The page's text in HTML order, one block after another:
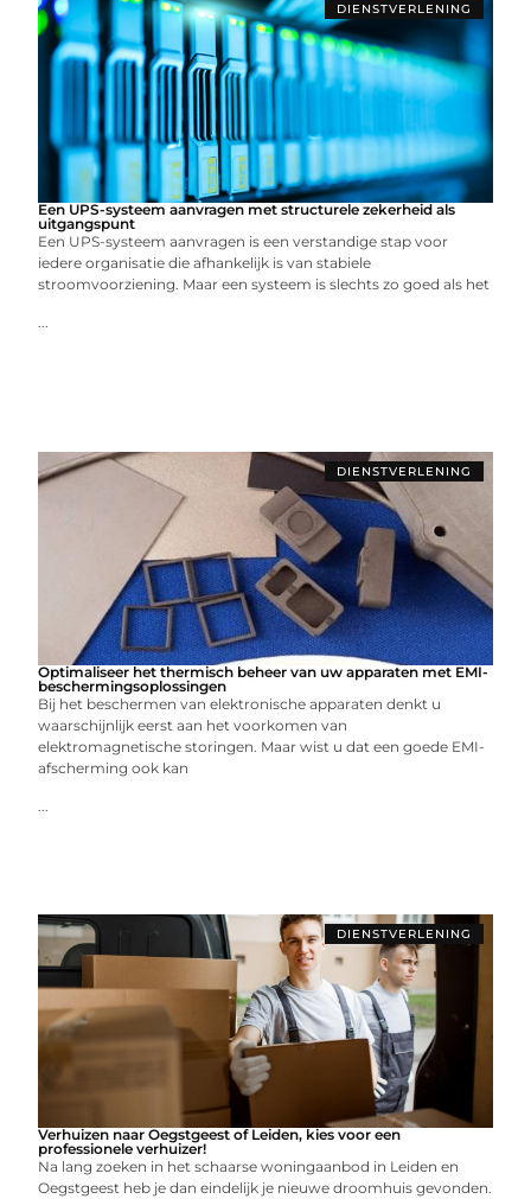
DIENSTVERLENING
Een UPS-systeem aanvragen met structurele zekerheid als
uitgangspunt
Een UPS-systeem aanvragen is een verstandige stap voor
iedere organisatie die afhankelijk is van stabiele
stroomvoorziening. Maar een systeem is slechts zo goed als het
...
DIENSTVERLENING
Optimaliseer het thermisch beheer van uw apparaten met EMI-
beschermingsoplossingen
Bij het beschermen van elektronische apparaten denkt u
waarschijnlijk eerst aan het voorkomen van
elektromagnetische storingen. Maar wist u dat een goede EMI-
afscherming ook kan
...
DIENSTVERLENING
Verhuizen naar Oegstgeest of Leiden, kies voor een
professionele verhuizer!
Na lang zoeken in het schaarse woningaanbod in Leiden en
Oegstgeest heb je dan eindelijk je nieuwe droomhuis gevonden.